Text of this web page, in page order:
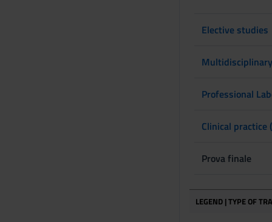
Elective studies
Professional
Clinical practice
Prova finale
LEGEND | TYPE OF